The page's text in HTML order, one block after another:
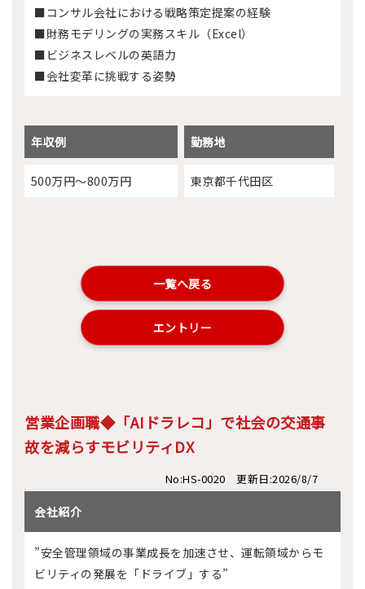
■コンサル会社における戦略策定提案の経験
■財務モデリングの実務スキル（Excel）
■ビジネスレベルの英語力
■会社変革に挑戦する姿勢
年収例 勤務地
500万円～800万円 東京都千代田区
一覧へ戻る
エントリー
営業企画職◆「AIドラレコ」で社会の交通事
故を減らすモビリティDX
No:HS-0020 更新日:2026/8/7
会社紹介
”安全管理領域の事業成長を加速させ、運転領域からモ
ビリティの発展を「ドライブ」する”